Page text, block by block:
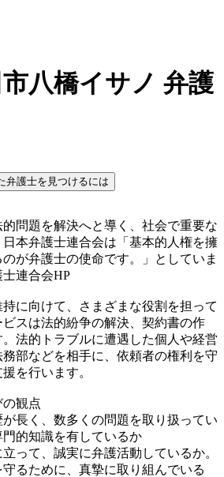
八橋イサノ 弁護
弁護士を見つけるには
問題を解決へと導く、社会で重要な
本弁護士連合会は「基本的人権を擁
が弁護士の使命です。」としていま
連合会HP
に向けて、さまざまな役割を担って
スは法的紛争の解決、契約書の作
法的トラブルに遭遇した個人や経営
部などを相手に、依頼者の権利を守
を行います。
観点
長く、数多くの問題を取り扱ってい
的知識を有しているか
って、誠実に弁護活動しているか。
るために、真摯に取り組んでいる